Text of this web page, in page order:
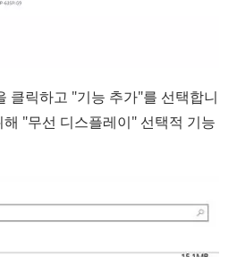
클릭하고 "기능 추가"를 선택합니
"무선 디스플레이" 선택적 기능